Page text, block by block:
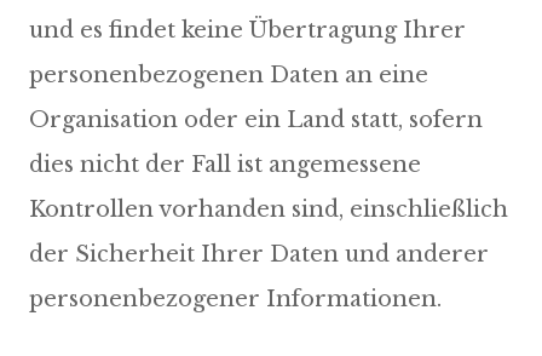
und es findet keine Übertragung Ihrer
personenbezogenen Daten an eine
Organisation oder ein Land statt, sofern
dies nicht der Fall ist angemessene
Kontrollen vorhanden sind, einschließlich
der Sicherheit Ihrer Daten und anderer
personenbezogener Informationen.